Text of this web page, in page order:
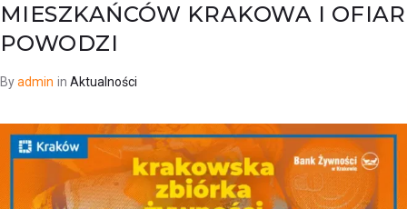
MIESZKAŃCÓW KRAKOWA I OFIAR
POWODZI
Byadmin in Aktualności